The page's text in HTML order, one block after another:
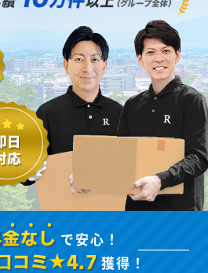
なし で安心！
コミ★4.7 獲得！